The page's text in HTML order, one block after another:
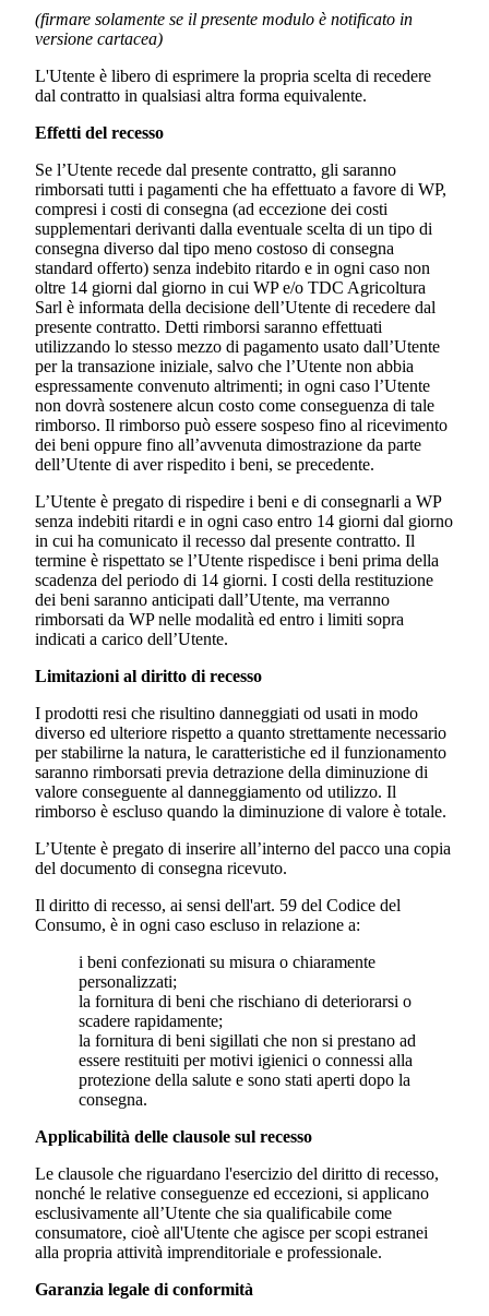
(firmare solamente se il presente modulo è notificato in
versione cartacea)
L'Utente è libero di esprimere la propria scelta di recedere
dal contratto in qualsiasi altra forma equivalente.
Effetti del recesso
Se l’Utente recede dal presente contratto, gli saranno
rimborsati tutti i pagamenti che ha effettuato a favore di WP,
compresi i costi di consegna (ad eccezione dei costi
supplementari derivanti dalla eventuale scelta di un tipo di
consegna diverso dal tipo meno costoso di consegna
standard offerto) senza indebito ritardo e in ogni caso non
oltre 14 giorni dal giorno in cui WP e/o TDC Agricoltura
Sarl è informata della decisione dell’Utente di recedere dal
presente contratto. Detti rimborsi saranno effettuati
utilizzando lo stesso mezzo di pagamento usato dall’Utente
per la transazione iniziale, salvo che l’Utente non abbia
espressamente convenuto altrimenti; in ogni caso l’Utente
non dovrà sostenere alcun costo come conseguenza di tale
rimborso. Il rimborso può essere sospeso fino al ricevimento
dei beni oppure fino all’avvenuta dimostrazione da parte
dell’Utente di aver rispedito i beni, se precedente.
L’Utente è pregato di rispedire i beni e di consegnarli a WP
senza indebiti ritardi e in ogni caso entro 14 giorni dal giorno
in cui ha comunicato il recesso dal presente contratto. Il
termine è rispettato se l’Utente rispedisce i beni prima della
scadenza del periodo di 14 giorni. I costi della restituzione
dei beni saranno anticipati dall’Utente, ma verranno
rimborsati da WP nelle modalità ed entro i limiti sopra
indicati a carico dell’Utente.
Limitazioni al diritto di recesso
I prodotti resi che risultino danneggiati od usati in modo
diverso ed ulteriore rispetto a quanto strettamente necessario
per stabilirne la natura, le caratteristiche ed il funzionamento
saranno rimborsati previa detrazione della diminuzione di
valore conseguente al danneggiamento od utilizzo. Il
rimborso è escluso quando la diminuzione di valore è totale.
L’Utente è pregato di inserire all’interno del pacco una copia
del documento di consegna ricevuto.
Il diritto di recesso, ai sensi dell'art. 59 del Codice del
Consumo, è in ogni caso escluso in relazione a:
i beni confezionati su misura o chiaramente
personalizzati;
la fornitura di beni che rischiano di deteriorarsi o
scadere rapidamente;
la fornitura di beni sigillati che non si prestano ad
essere restituiti per motivi igienici o connessi alla
protezione della salute e sono stati aperti dopo la
consegna.
Applicabilità delle clausole sul recesso
Le clausole che riguardano l'esercizio del diritto di recesso,
nonché le relative conseguenze ed eccezioni, si applicano
esclusivamente all’Utente che sia qualificabile come
consumatore, cioè all'Utente che agisce per scopi estranei
alla propria attività imprenditoriale e professionale.
Garanzia legale di conformità